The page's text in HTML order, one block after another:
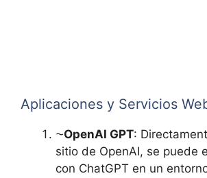
Aplicaciones y Servicios
⁓OpenAI GPT:
sitio de OpenAI, se puede
con ChatGPT en un